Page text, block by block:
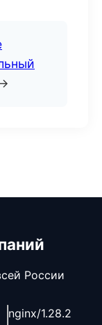
России
nginx/1.28.2